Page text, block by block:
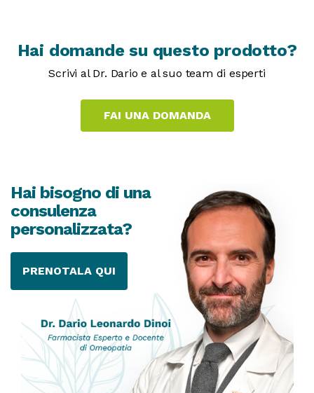
Hai domande su questo prodotto?
Scrivi al Dr. Dario e al suo team di esperti
Hai bisogno di una
consulenza
personalizzata?
PRENOTALA QUI